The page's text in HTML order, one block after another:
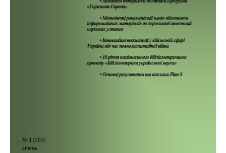
Наукові центри МОН та НАН України
Громадські організації
Річні фінансові звіти НАН України